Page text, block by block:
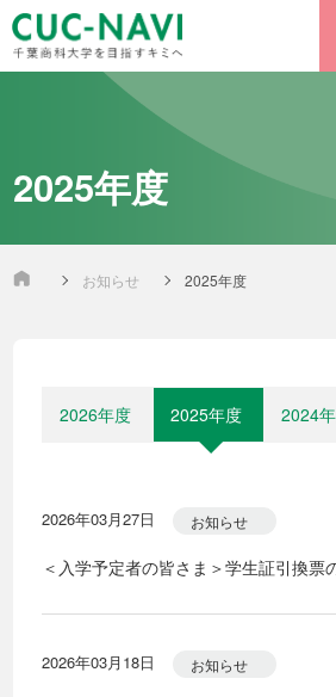
2025年度
お知らせ 2025年度
2026年度 2025年度 2024
2026年03月27日 お知らせ
＜入学予定者の皆さま＞学生証引換票
2026年03月18日 お知らせ